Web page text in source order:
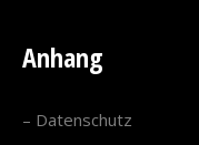
Anhang
– Datenschutz